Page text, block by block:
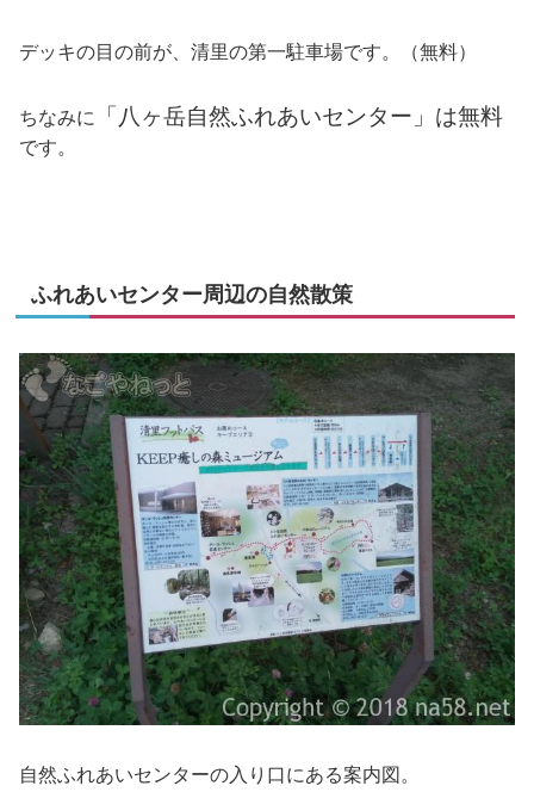
デッキの目の前が、清里の第一駐車場です。（無料）
ちなみに 「八ヶ岳自然ふれあいセンター」は無料
です。
ふれあいセンター周辺の自然散策
自然ふれあいセンターの入り口にある案内図。